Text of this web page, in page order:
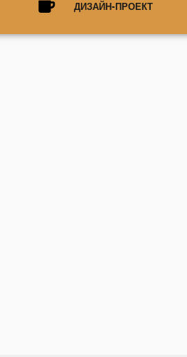
ДИЗАЙН-ПРОЕКТ